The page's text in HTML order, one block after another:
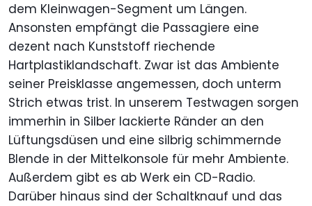
dem Kleinwagen-Segment um Längen.
Ansonsten empfängt die Passagiere eine
dezent nach Kunststoff riechende
Hartplastiklandschaft. Zwar ist das Ambiente
seiner Preisklasse angemessen, doch unterm
Strich etwas trist. In unserem Testwagen sorgen
immerhin in Silber lackierte Ränder an den
Lüftungsdüsen und eine silbrig schimmernde
Blende in der Mittelkonsole für mehr Ambiente.
Außerdem gibt es ab Werk ein CD-Radio.
Darüber hinaus sind der Schaltknauf und das